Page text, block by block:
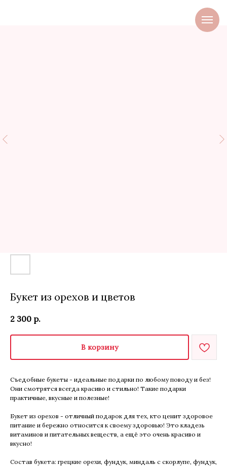
Букет из орехов и цветов
2 300 р.
В корзину
Съедобные букеты - идеальные подарки по любому поводу и без!
Они смотрятся всегда красиво и стильно! Такие подарки
практичные, вкусные и полезные!
Букет из орехов - отличный подарок для тех, кто ценит здоровое
питание и бережно относится к своему здоровью! Это кладезь
витаминов и питательных веществ, а ещё это очень красиво и
вкусно!
Состав букета: грецкие орехи, фундук, миндаль с скорлупе, фундук,